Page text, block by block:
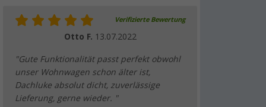
Verifizierte Bewertung
Otto F. 13.07.2022
"Gute Funktionalität passt perfekt obwohl
unser Wohnwagen schon älter ist,
Dachluke absolut dicht, zuverlässige
Lieferung, gerne wieder. "